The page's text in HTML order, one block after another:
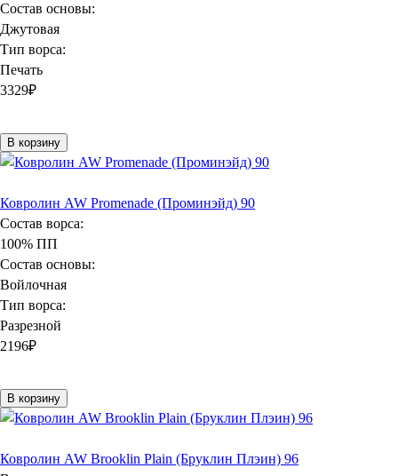
Состав основы:
Джутовая
Тип ворса:
Печать
3329₽
В корзину
Ковролин AW Promenade (Проминэйд) 90
Состав ворса:
100% ПП
Состав основы:
Войлочная
Тип ворса:
Разрезной
2196₽
В корзину
Ковролин AW Brooklin Plain (Бруклин Плэин) 96